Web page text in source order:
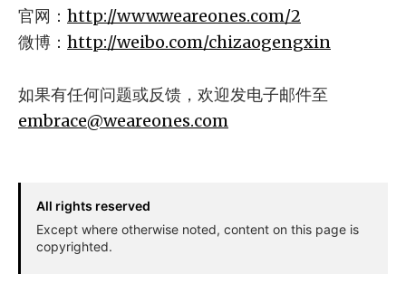
官网： http://www.weareones.com/2
微博： http://weibo.com/chizaogengxin
如果有任何问题或反馈，欢迎发电子邮件至
embrace@weareones.com
All rights reserved
Except where otherwise noted, content on this page is
copyrighted.